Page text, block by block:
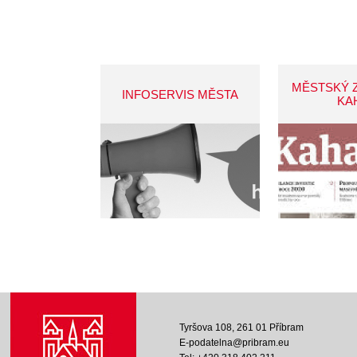
INFOSERVIS MĚSTA
MĚSTSKÝ
Tyršova 108, 261 01 Příbram
E-podatelna@pribram.eu